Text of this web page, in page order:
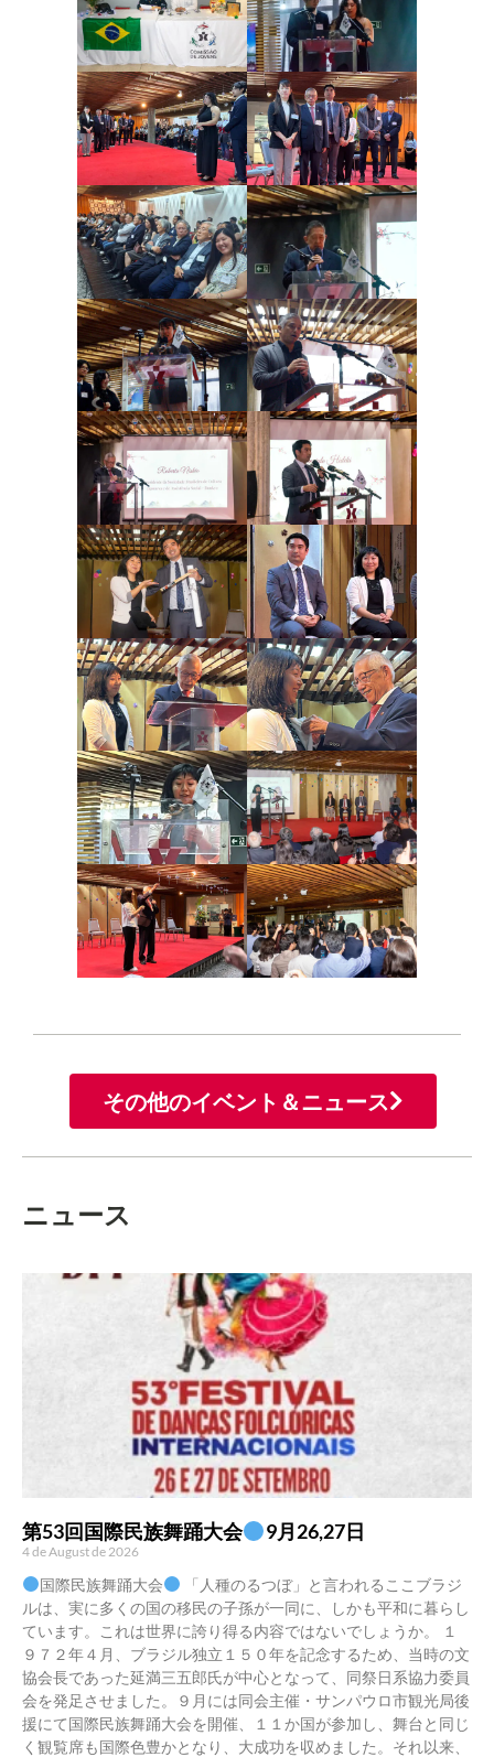
その他のイベント＆ニュース
ニュース
第53回国際民族舞踊大会 9月26,27日
4 de August de 2026
国際民族舞踊大会
「人種のるつぼ」と言われるここブラジ
ルは、実に多くの国の移民の子孫が一同に、しかも平和に暮らし
ています。これは世界に誇り得る内容ではないでしょうか。 １
９７２年４月、ブラジル独立１５０年を記念するため、当時の文
協会長であった延満三五郎氏が中心となって、同祭日系協力委員
会を発足させました。９月には同会主催・サンパウロ市観光局後
援にて国際民族舞踊大会を開催、１１か国が参加し、舞台と同じ
く観覧席も国際色豊かとなり、大成功を収めました。それ以来、